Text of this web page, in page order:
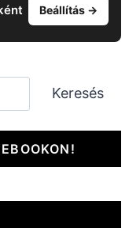
Beállítás →
Keresés